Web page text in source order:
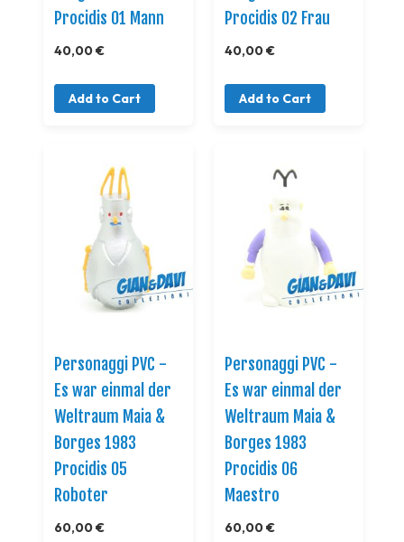
Procidis 01 Mann
40,00 €
Add to Cart
Procidis 02 Frau
40,00 €
Add to Cart
Personaggi PVC -
Es war einmal der
Weltraum Maia &
Borges 1983
Procidis 05
Roboter
60,00 €
Personaggi PVC -
Es war einmal der
Weltraum Maia &
Borges 1983
Procidis 06
Maestro
60,00 €